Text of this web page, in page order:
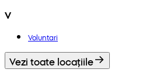
V
Voluntari
Vezi toate locațiile